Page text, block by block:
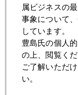
2016年01月26日
アベノミクス正念
2016年01月25日
ギリシャ、イラン
属ビジネスの
事象について
しています。
豊島氏の個人
の上、閲覧くだ
ご了解いただ
い。